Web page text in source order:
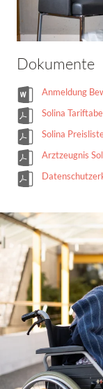
Dokumente
Anmeldung
Solina
Solina
Arztzeugnis